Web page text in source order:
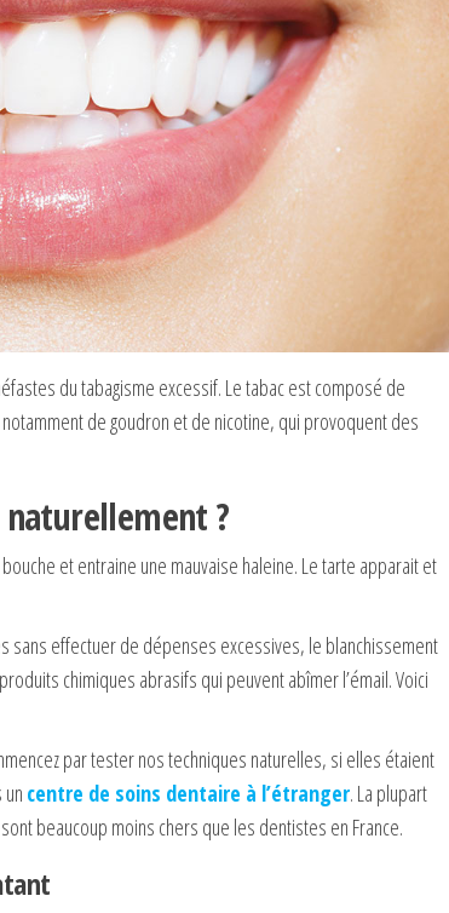
du tabagisme excessif. Le tabac est composé de
de goudron et de nicotine, qui provoquent des
?
et entraine une mauvaise haleine. Le tarte apparait et
effectuer de dépenses excessives, le blanchissement
chimiques abrasifs qui peuvent abîmer l’émail. Voici
par tester nos techniques naturelles, si elles étaient
centre de soins dentaire à l’étranger. La plupart
beaucoup moins chers que les dentistes en France.